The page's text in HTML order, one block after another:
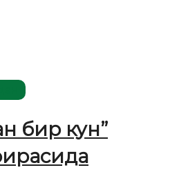
бир кун”